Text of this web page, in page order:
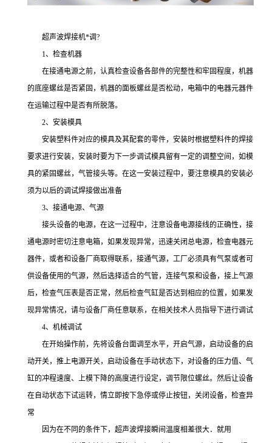
超声波焊接机*调?
1、检查机器
在接通电源之前，认真检查设备各部件的完整性和牢固程度，机器
的底座螺丝是否紧固，机器的面板螺丝是否松动，电箱中的电器元器件
在运输过程中是否有所脱落。
2、安装模具
安装塑料件对应的模具及其配套的零件，安装时根据塑料件的焊接
要求进行安装，安装时要为下一步调试模具留有一定的调整空间，如模
具的紧固螺丝，气管接头等。在这一安装过程中，要注意模具的安装必
须为以后的调试焊接做出准备
3、接通电源、气源
接头设备的电源，在这一过程中，注意设备电源接线的正确性，接
通电源时密切注意电箱，如果发现异常，迅速关闭总电源，检查电器元
器件，或者和设备厂商取得联系，接通气源，工厂必须具有气泵或者可
供设备使用的气源，然后选择适合的气管，连接气泵和设备，接上气源
后，检查气压表是否正常，然后检查气缸是否达到相应的位置，如果发
现异常情况，请与设备厂商任意联系，在相关技术人员指导下进行调试
4、机械调试
在开始操作前，先将设备台面调至水平，开启气源，启动设备的启
动开关，推上电源开关，启动设备在手动状态下，对设备的压力值、气
缸的冲程速度、上模下降的高度进行设定，调节限位螺丝。然后让设备
在自动状态下试运转，情立即按下急停或停止按钮，关闭设备，检查异
常
因为在不同的条件下，超声波焊接瞬间温度相差很大．就用